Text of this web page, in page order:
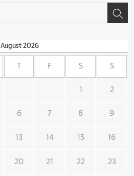
August 2026
F S S
1 2
6 7 8 9
13 14 15 16
20 21 22 23